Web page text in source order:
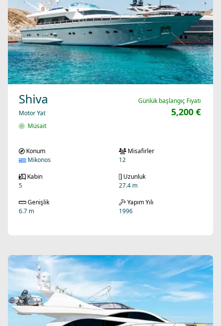
Shiva
Motor Yat
Müsait
Günlük başlangıç Fiyatı
5,200 €
Konum
Mikonos
Misafirler
12
Kabin
5
Uzunluk
27.4 m
Genişlik
6.7 m
Yapım Yılı
1996